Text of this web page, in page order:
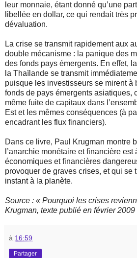
leur monnaie, étant donné qu’une
libellée en dollar, ce qui rendait très
dévaluation.
La crise se transmit rapidement aux
double mécanisme : la panique des
des fonds pays émergents. En effet,
la Thaïlande se transmit
puisque les investisseurs se mirent à
fonds de pays émergents asiatiques,
même fuite de capitaux dans
Est et les mêmes conséquences (à
encadrant les flux financiers).
Dans ce livre, Paul Krugman montre
l’anarchie monétaire et financière est
économiques et financières
provoquer de graves crises, et qui se
instant à la planète.
Source : « Pourquoi les crises
Krugman, texte publié en février 2009
à 16:59
Partager